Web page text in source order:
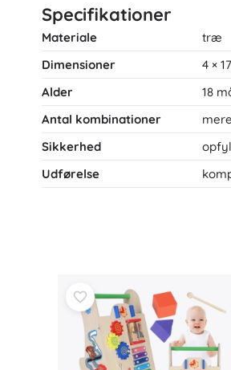
Specifikationer
Materiale
træ
Dimensioner
4 ×
Alder
18
Antal kombinationer
Sikkerhed
Udførelse